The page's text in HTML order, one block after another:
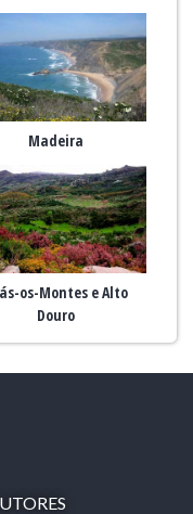
Madeira
os-Montes e Alto
Douro